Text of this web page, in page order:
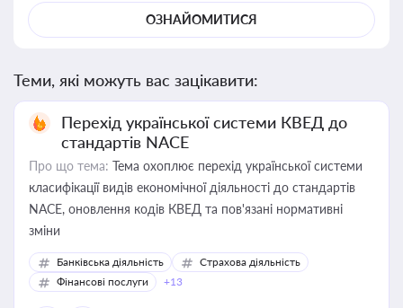
ОЗНАЙОМИТИСЯ
Теми, які можуть вас зацікавити:
Перехід української системи КВЕД до
стандартів NACE
Про що тема: Тема охоплює перехід української системи
класифікації видів економічної діяльності до стандартів
NACE, оновлення кодів КВЕД та пов'язані нормативні
зміни
Банківська діяльність
Страхова діяльність
Фінансові послуги
+13